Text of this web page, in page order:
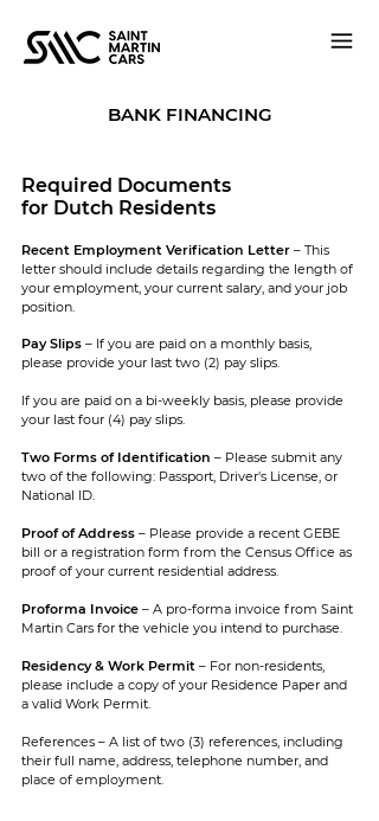
BANK FINANCING
Required Documents
for Dutch Residents
Recent Employment Verification Letter – This
letter should include details regarding the length of
your employment, your current salary, and your job
position.
Pay Slips – If you are paid on a monthly basis,
please provide your last two (2) pay slips.
If you are paid on a bi-weekly basis, please provide
your last four (4) pay slips.
Two Forms of Identification – Please submit any
two of the following: Passport, Driver's License, or
National ID.
Proof of Address – Please provide a recent GEBE
bill or a registration form from the Census Office as
proof of your current residential address.
Proforma Invoice – A pro-forma invoice from Saint
Martin Cars for the vehicle you intend to purchase.
Residency & Work Permit – For non-residents,
please include a copy of your Residence Paper and
a valid Work Permit.
References – A list of two (3) references, including
their full name, address, telephone number, and
place of employment.